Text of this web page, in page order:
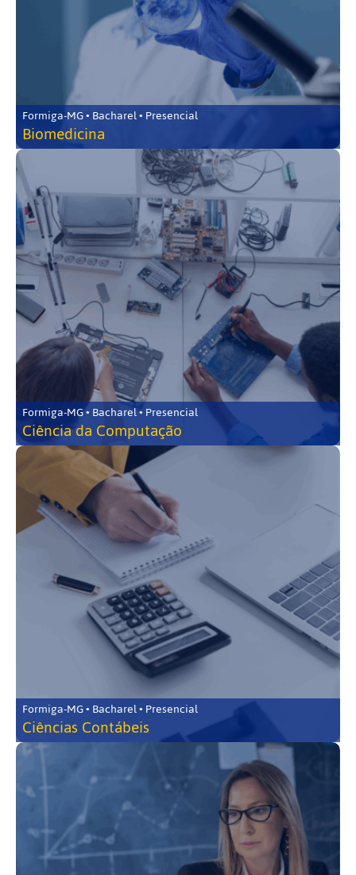
Formiga-MG • Bacharel • Presencial
Biomedicina
Formiga-MG • Bacharel • Presencial
Ciência da Computação
Formiga-MG • Bacharel • Presencial
Ciências Contábeis